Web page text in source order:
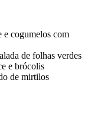
e cogumelos com
de folhas verdes
e brócolis
de mirtilos